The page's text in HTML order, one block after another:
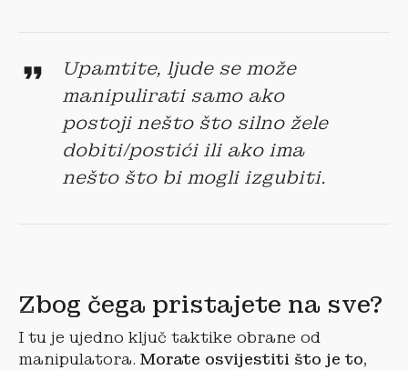
Upamtite, ljude se može
manipulirati samo ako
postoji nešto što silno žele
dobiti/postići ili ako ima
nešto što bi mogli izgubiti.
Zbog čega pristajete na sve?
I tu je ujedno ključ taktike obrane od
manipulatora. Morate osvijestiti što je to,